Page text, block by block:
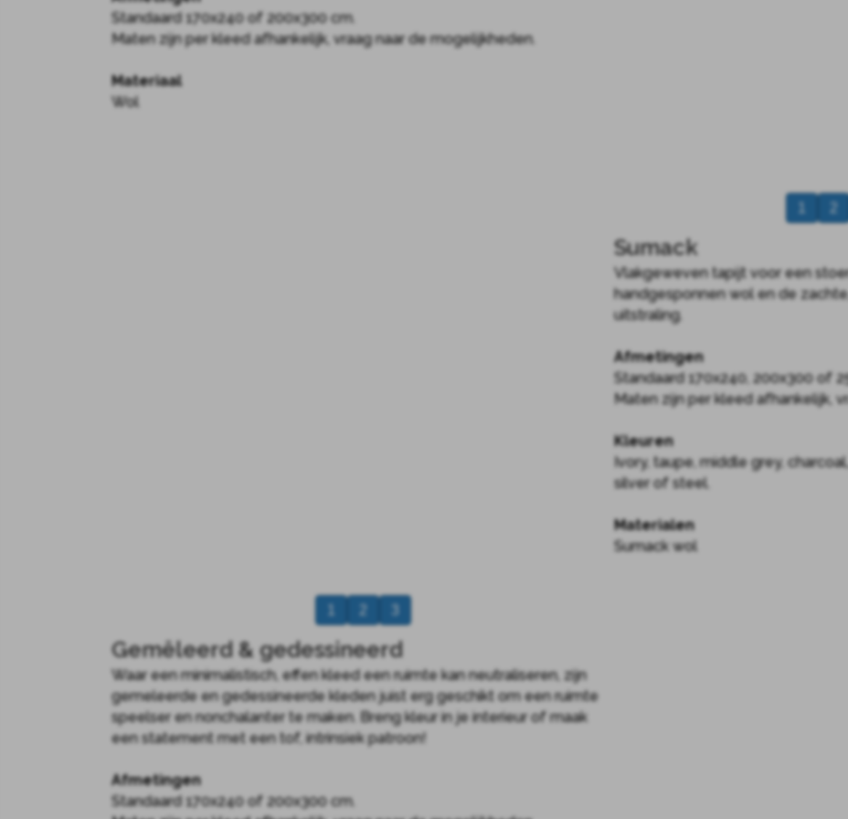
Standaard 170x240 of 200x300 cm.
Maten zijn per kleed afhankelijk, vraag naar de mogelijkheden.
Materiaal
Wol
Sumack
Vlakgeweven tapijt voor een
handgesponnen wol en de
uitstraling.
Afmetingen
Standaard 170x240, 200x300 of
Maten zijn per kleed afhankelijk,
Kleuren
Ivory, taupe, middle grey,
silver of steel.
Materialen
Sumack wol
Gemêleerd & gedessineerd
Waar een minimalistisch, effen kleed een ruimte kan neutraliseren, zijn
gemeleerde en gedessineerde kleden juist erg geschikt om een ruimte
speelser en nonchalanter te maken. Breng kleur in je interieur of maak
een statement met een tof, intrinsiek patroon!
Afmetingen
Standaard 170x240 of 200x300 cm.